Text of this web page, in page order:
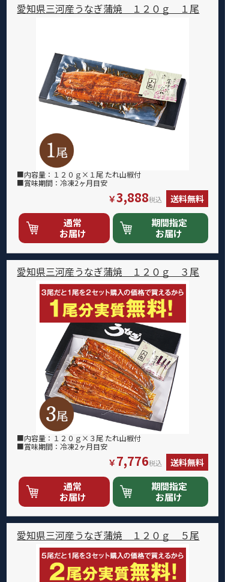
愛知県三河産うなぎ蒲焼 １２０ｇ １尾
■内容量：１２０ｇ×１尾 たれ山椒付
■賞味期間：冷凍2ヶ月目安
￥3,888税込 送料無料
通常
お届け
期間指定
お届け
愛知県三河産うなぎ蒲焼 １２０ｇ ３尾
■内容量：１２０ｇ×３尾 たれ山椒付
■賞味期間：冷凍2ヶ月目安
￥7,776税込 送料無料
通常
お届け
期間指定
お届け
愛知県三河産うなぎ蒲焼 １２０ｇ ５尾